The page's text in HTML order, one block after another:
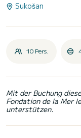
Sukošan
10 Pers.
Mit der Buchung
Fondation de la Mer
unterstützen.